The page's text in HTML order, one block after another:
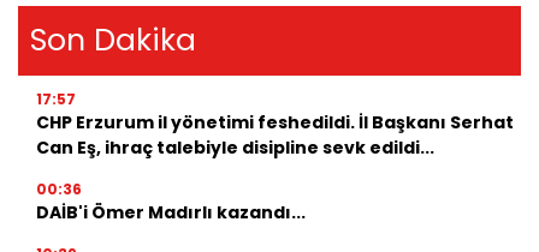
Son Dakika
17:57
CHP Erzurum il yönetimi feshedildi. İl Başkanı Serhat
Can Eş, ihraç talebiyle disipline sevk edildi...
00:36
DAİB'i Ömer Madırlı kazandı...